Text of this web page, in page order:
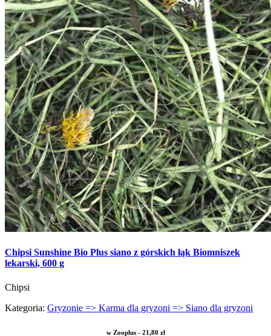
Chipsi Sunshine Bio Plus siano z górskich łąk Biomniszek
lekarski, 600 g
Chipsi
Kategoria: Gryzonie => Karma dla gryzoni => Siano dla gryzoni
w Zooplus - 21,80 zł